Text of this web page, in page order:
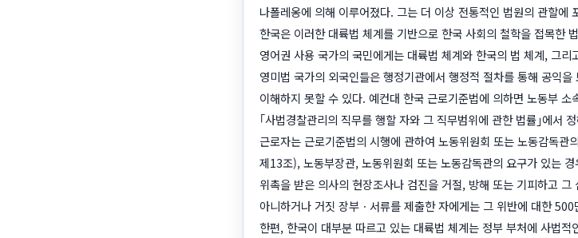
나폴레옹에 의해 이루어졌다. 그는 더 이상 전통적인 법원의 관할
한국은 이러한 대륙법 체계를 기반으로 한국 사회의 철학을 접목한
영어권 사용 국가의 국민에게는 대륙법 체계와 한국의 법 체계, 그
영미법 국가의 외국인들은 행정기관에서 행정적 절차를 통해 공익
이해하지 못할 수 있다. 예컨대 한국 근로기준법에 의하면 노동부
｢사법경찰관리의 직무를 행할 자와 그 직무범위에 관한 법률｣에서
근로자는 근로기준법의 시행에 관하여 노동위원회 또는 노동감독
제13조), 노동부장관, 노동위원회 또는 노동감독관의 요구가 있는
위촉을 받은 의사의 현장조사나 검진을 거절, 방해 또는 기피하고
아니하거나 거짓 장부ㆍ서류를 제출한 자에게는 그 위반에 대한
한편, 한국이 대부분 따르고 있는 대륙법 체계는 정부 부처에 사법